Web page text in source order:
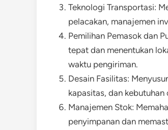
Teknologi Transportasi:
pelacakan, manajemen
Pemilihan Pemasok dan
tepat dan menentukan
waktu pengiriman.
Desain Fasilitas:
kapasitas, dan kebutuhan
Manajemen Stok:
penyimpanan dan